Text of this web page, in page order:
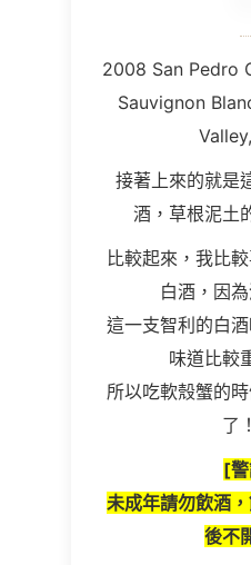
2008 San Pedro
Sauvignon
接著上來的就是
酒，草根泥土
比較起來，我比
白酒，因
這一支智利的白
味道比較
所以吃軟殼蟹的
了
[
未成年請勿飲酒
後不